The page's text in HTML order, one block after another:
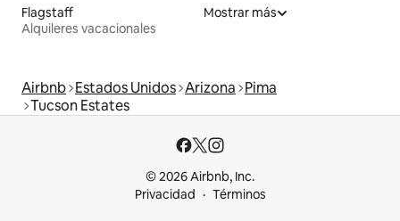
Flagstaff
Alquileres vacacionales
Mostrar más
Airbnb Estados Unidos Arizona Pima
Tucson Estates
© 2026 Airbnb, Inc.
Privacidad
Términos